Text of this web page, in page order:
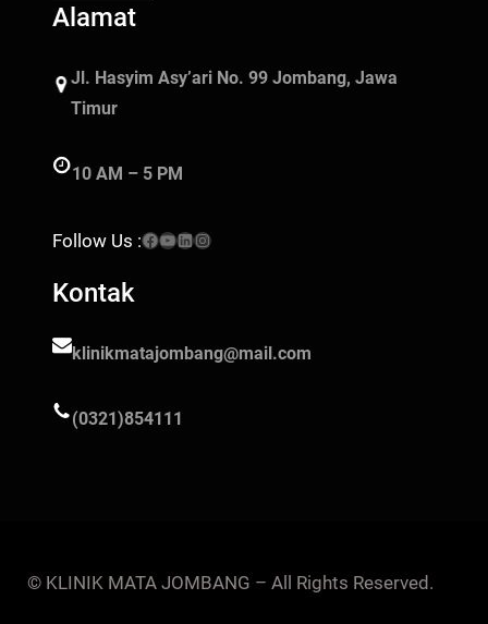
Alamat
Jl. Hasyim Asy’ari No. 99 Jombang, Jawa
Timur
10 AM – 5 PM
Follow Us :Facebook YouTube LinkedIn Instagram
Kontak
klinikmatajombang@mail.com
(0321)854111
© KLINIK MATA JOMBANG – All Rights Reserved.